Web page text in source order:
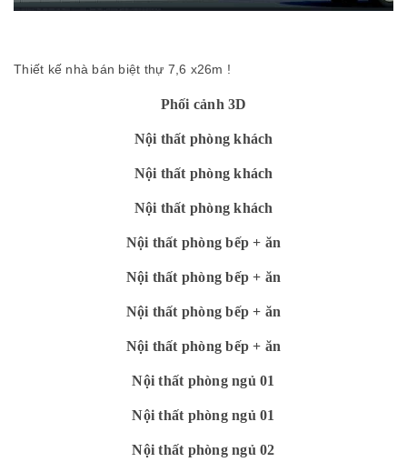
Thiết kế nhà bán biệt thự 7,6 x26m !
Phối cảnh 3D
Nội thất phòng khách
Nội thất phòng khách
Nội thất phòng khách
Nội thất phòng bếp + ăn
Nội thất phòng bếp + ăn
Nội thất phòng bếp + ăn
Nội thất phòng bếp + ăn
Nội thất phòng ngủ 01
Nội thất phòng ngủ 01
Nội thất phòng ngủ 02